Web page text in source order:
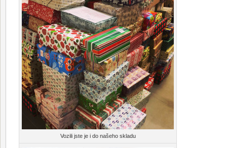
Vozili jste je i do našeho skladu